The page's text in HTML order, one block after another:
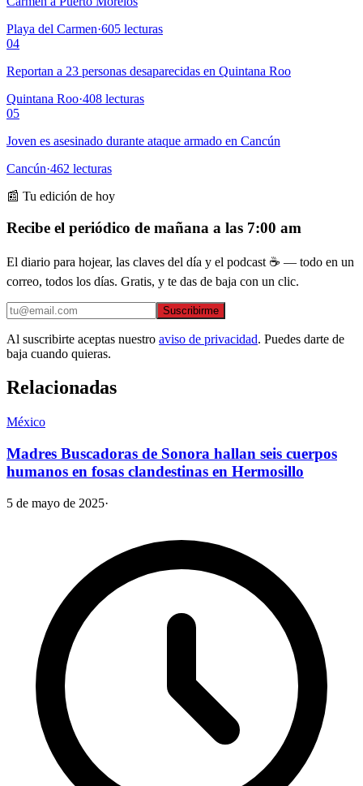
Playa del Carmen·605 lecturas
04
Reportan a 23 personas desaparecidas en Quintana Roo
Quintana Roo·408 lecturas
05
Joven es asesinado durante ataque armado en Cancún
Cancún·462 lecturas
📰 Tu edición de hoy
Recibe el periódico de mañana a las 7:00 am
El diario para hojear, las claves del día y el podcast ☕ — todo en un
correo, todos los días. Gratis, y te das de baja con un clic.
Suscribirme
Al suscribirte aceptas nuestro aviso de privacidad. Puedes darte de
baja cuando quieras.
Relacionadas
México
Madres Buscadoras de Sonora hallan seis cuerpos
humanos en fosas clandestinas en Hermosillo
5 de mayo de 2025·